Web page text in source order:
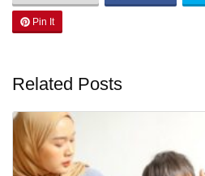
Pin It
Related Posts